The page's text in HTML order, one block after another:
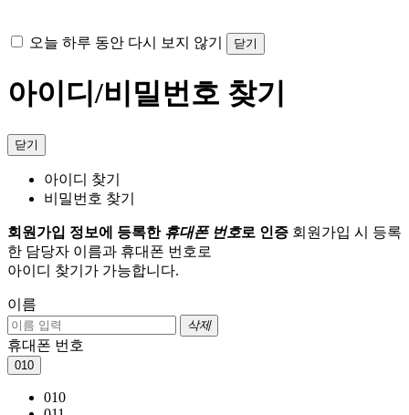
오늘 하루 동안 다시 보지 않기 닫기
아이디/비밀번호 찾기
닫기
아이디 찾기
비밀번호 찾기
회원가입 정보에 등록한 휴대폰 번호로 인증 회원가입 시 등록
한 담당자 이름과 휴대폰 번호로
아이디 찾기가 가능합니다.
이름
삭제
휴대폰 번호
010
010